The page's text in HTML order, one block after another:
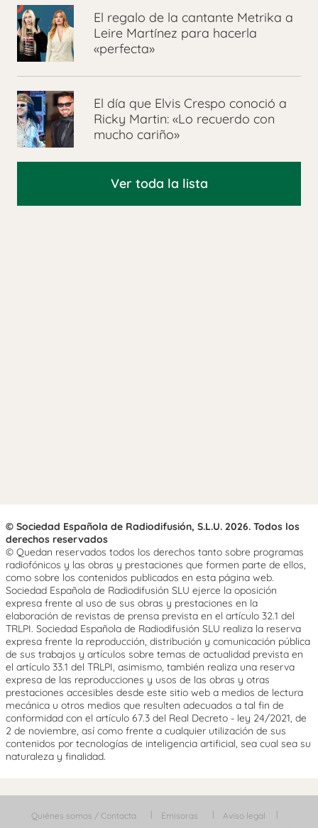
El regalo de la cantante Metrika a
Leire Martínez para hacerla
«perfecta»
El día que Elvis Crespo conoció a
Ricky Martin: «Lo recuerdo con
mucho cariño»
Ver toda la lista
© Sociedad Española de Radiodifusión, S.L.U. 2026. Todos los
derechos reservados
© Quedan reservados todos los derechos tanto sobre programas
radiofónicos y las obras y prestaciones que formen parte de ellos,
como sobre los contenidos publicados en esta página web.
Sociedad Española de Radiodifusión SLU ejerce la oposición
expresa frente al uso de sus obras y prestaciones en la
elaboración de revistas de prensa prevista en el artículo 32.1 del
TRLPI. Sociedad Española de Radiodifusión SLU realiza la reserva
expresa frente la reproducción, distribución y comunicación pública
de sus trabajos y artículos sobre temas de actualidad prevista en
el artículo 33.1 del TRLPI, asimismo, también realiza una reserva
expresa de las reproducciones y usos de las obras y otras
prestaciones accesibles desde este sitio web a medios de lectura
mecánica u otros medios que resulten adecuados a tal fin de
conformidad con el artículo 67.3 del Real Decreto - ley 24/2021, de
2 de noviembre, así como frente a cualquier utilización de sus
contenidos por tecnologías de inteligencia artificial, sea cual sea su
naturaleza y finalidad.
Quiénes somos / Contacta Emisoras
Aviso legal